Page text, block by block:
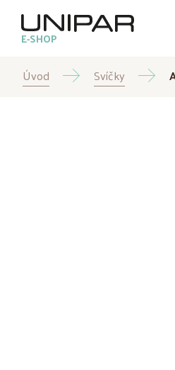
E-SHOP
Úvod Svíčky